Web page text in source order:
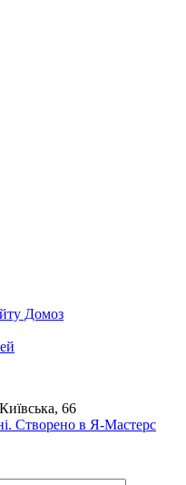
Домоз
66
Створено в Я-Мастерс